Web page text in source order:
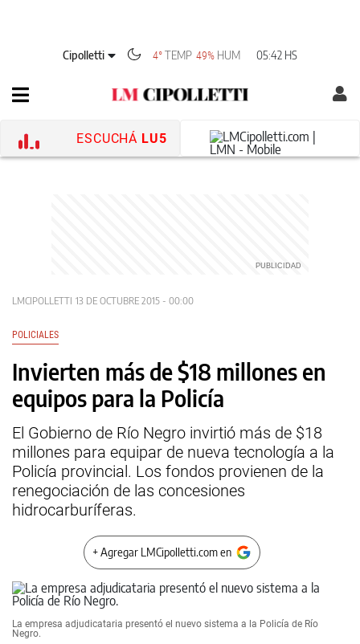
Cipolletti 4° TEMP 49% HUM 05:42 HS
ESCUCHÁ LU5
LMCIPOLLETTI 13 DE OCTUBRE 2015 - 00:00
POLICIALES
Invierten más de $18 millones en
equipos para la Policía
El Gobierno de Río Negro invirtió más de $18
millones para equipar de nueva tecnología a la
Policía provincial. Los fondos provienen de la
renegociación de las concesiones
hidrocarburíferas.
+ Agregar LMCipolletti.com en
La empresa adjudicataria presentó el nuevo sistema a la Policía de Río
Negro.